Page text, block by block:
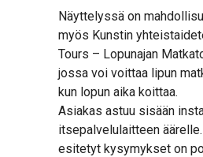
Näyttelyssä on
myös Kunstin
Tours – Lopunajan
jossa voi voittaa lipun
kun lopun aika koittaa.
Asiakas astuu sisään
itsepalvelulaitteen
esitetyt kysymykset on